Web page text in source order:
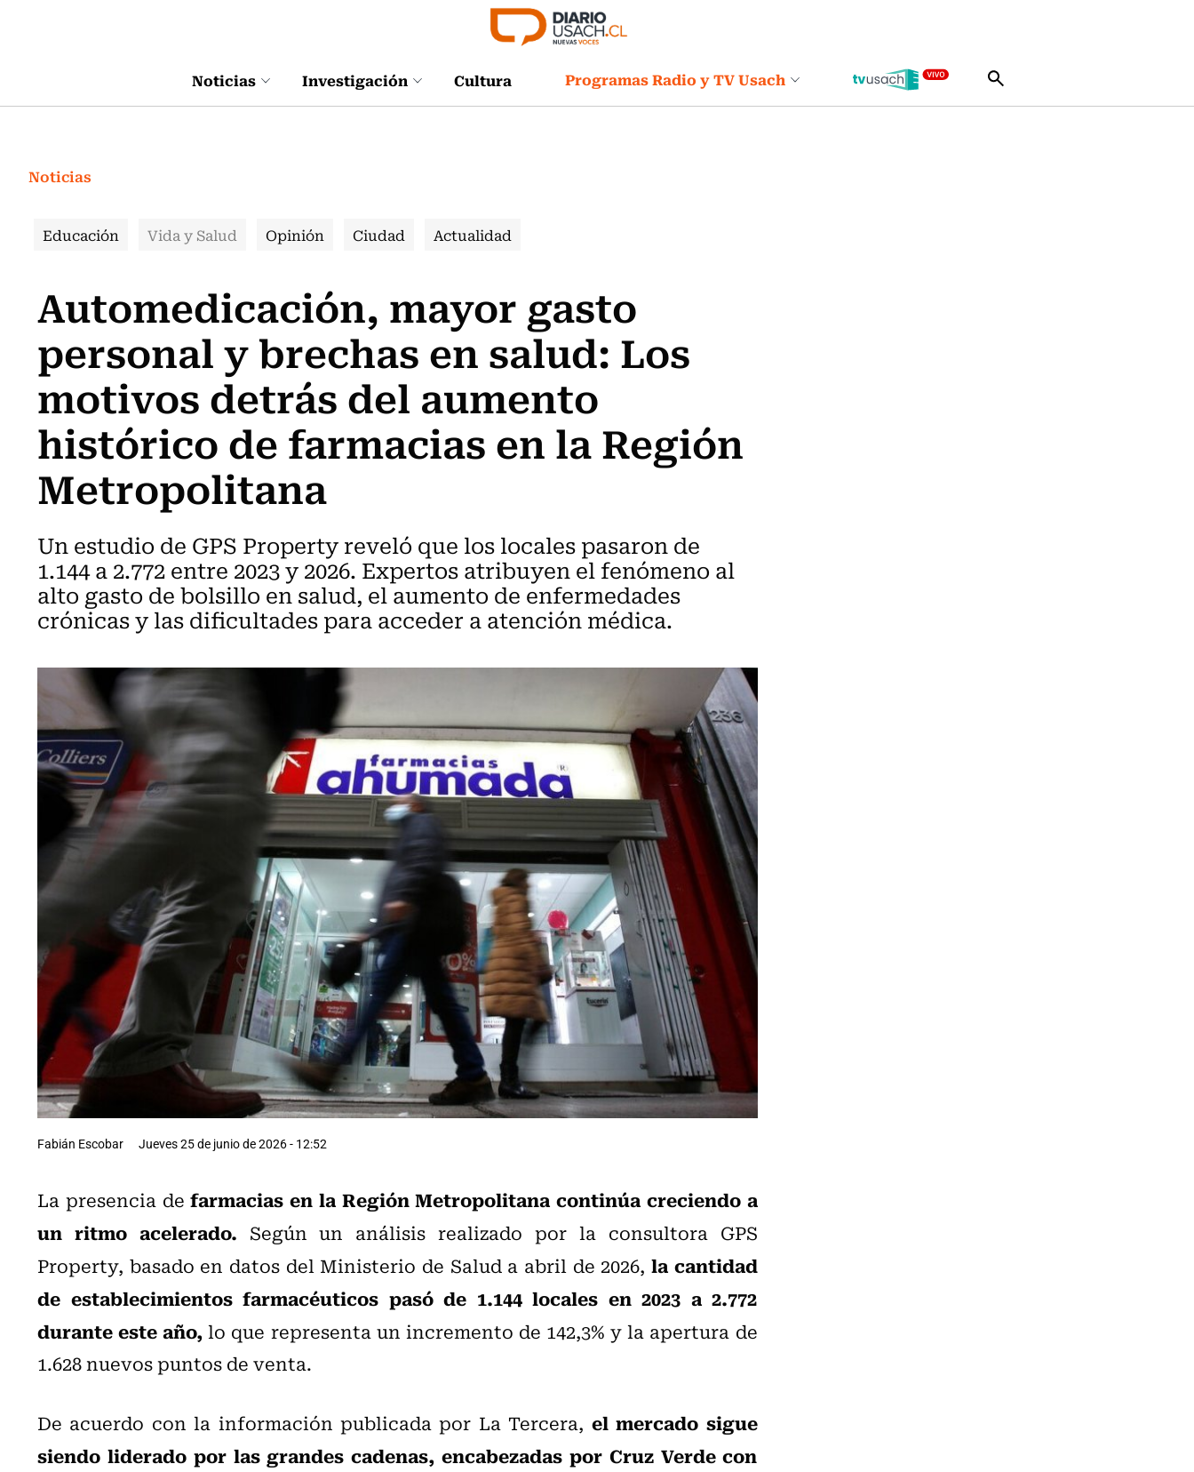
Noticias Investigación Cultura Programas Radio y TV Usach
Noticias
Educación Vida y Salud Opinión Ciudad Actualidad
Automedicación, mayor gasto
personal y brechas en salud: Los
motivos detrás del aumento
histórico de farmacias en la Región
Metropolitana
Un estudio de GPS Property reveló que los locales pasaron de
1.144 a 2.772 entre 2023 y 2026. Expertos atribuyen el fenómeno al
alto gasto de bolsillo en salud, el aumento de enfermedades
crónicas y las dificultades para acceder a atención médica.
Fabián Escobar Jueves 25 de junio de 2026 - 12:52
La presencia defarmacias en la Región Metropolitana continúa creciendo a
un ritmo acelerado. Según un análisis realizado por la consultora GPS
Property, basado en datos del Ministerio de Salud a abril de 2026, la cantidad
de establecimientos farmacéuticos pasó de 1.144 locales en 2023 a 2.772
durante este año,lo que representa un incremento de 142,3% y la apertura de
1.628 nuevos puntos de venta.
De acuerdo con la información publicada por La Tercera, el mercado sigue
siendo liderado por las grandes cadenas, encabezadas por Cruz Verde con